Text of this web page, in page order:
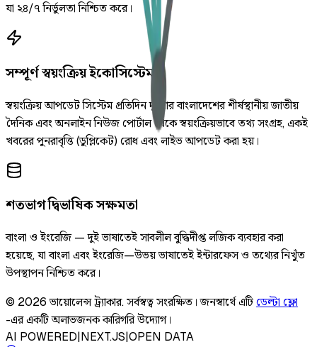
যা ২৪/৭ নির্ভুলতা নিশ্চিত করে।
সম্পূর্ণ স্বয়ংক্রিয় ইকোসিস্টেম
স্বয়ংক্রিয় আপডেট সিস্টেম প্রতিদিন দুইবার বাংলাদেশের শীর্ষস্থানীয় জাতীয়
দৈনিক এবং অনলাইন নিউজ পোর্টাল থেকে স্বয়ংক্রিয়ভাবে তথ্য সংগ্রহ, একই
খবরের পুনরাবৃত্তি (ডুপ্লিকেট) রোধ এবং লাইভ আপডেট করা হয়।
শতভাগ দ্বিভাষিক সক্ষমতা
বাংলা ও ইংরেজি — দুই ভাষাতেই সাবলীল বুদ্ধিদীপ্ত লজিক ব্যবহার করা
হয়েছে, যা বাংলা এবং ইংরেজি—উভয় ভাষাতেই ইন্টারফেস ও তথ্যের নিখুঁত
উপস্থাপন নিশ্চিত করে।
© 2026 ভায়োলেন্স ট্র্যাকার.সর্বস্বত্ব সংরক্ষিত। জনস্বার্থে এটিডেল্টা ফ্লো
-এর একটি অলাভজনক কারিগরি উদ্যোগ।
AI POWERED|NEXT.JS|OPEN DATA